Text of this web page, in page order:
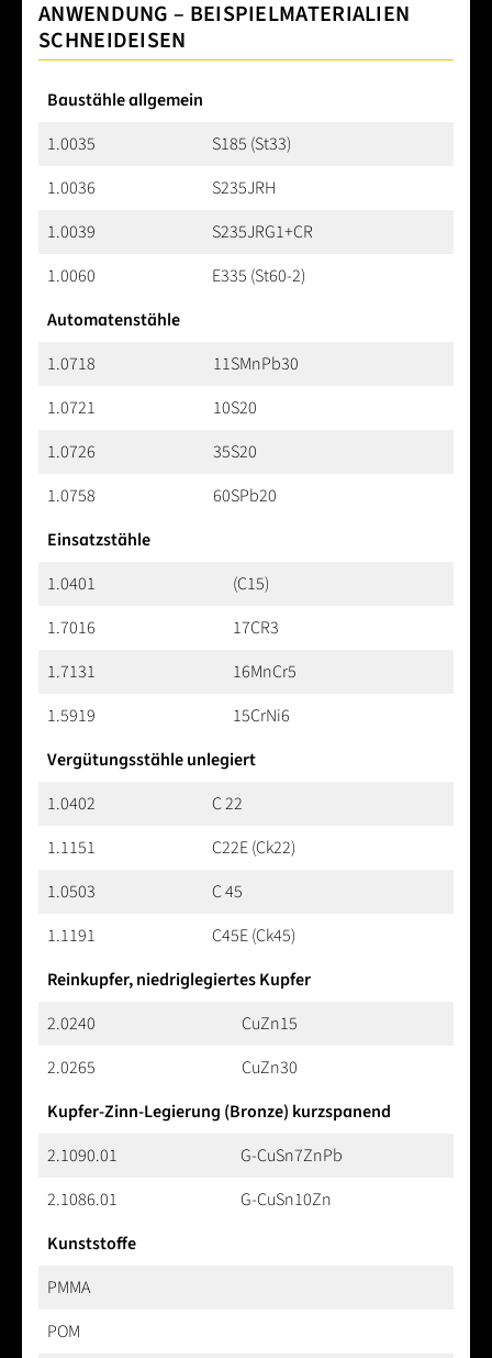
ANWENDUNG – BEISPIELMATERIALIEN
SCHNEIDEISEN
Baustähle allgemein
1.0035
S185 (St33)
1.0036
S235JRH
1.0039
S235JRG1+CR
1.0060
E335 (St60-2)
Automatenstähle
1.0718
11SMnPb30
1.0721
10S20
1.0726
35S20
1.0758
60SPb20
Einsatzstähle
1.0401
(C15)
1.7016
17CR3
1.7131
16MnCr5
1.5919
15CrNi6
Vergütungsstähle unlegiert
1.0402
C 22
1.1151
C22E (Ck22)
1.0503
C 45
1.1191
C45E (Ck45)
Reinkupfer, niedriglegiertes Kupfer
2.0240
CuZn15
2.0265
CuZn30
Kupfer-Zinn-Legierung (Bronze) kurzspanend
2.1090.01
G-CuSn7ZnPb
2.1086.01
G-CuSn10Zn
Kunststoffe
PMMA
POM